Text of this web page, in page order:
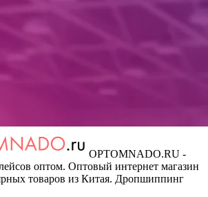
OPTOMNADO.RU -
оптом. Оптовый интернет магазин
товаров из Китая. Дропшиппинг